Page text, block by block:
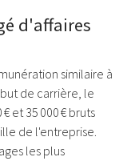
d'affaires
similaire à
de carrière, le
et 35 000 € bruts
de l'entreprise.
les plus